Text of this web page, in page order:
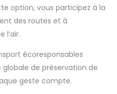
option, vous participez à la
des routes et à
l’air.
écoresponsables
globale de préservation de
geste compte.